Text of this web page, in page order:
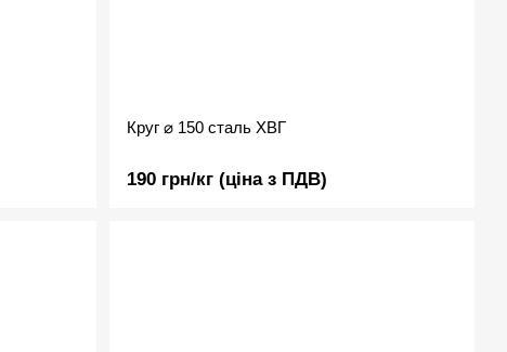
Круг ⌀ 150 сталь ХВГ
190 грн/кг (ціна з ПДВ)